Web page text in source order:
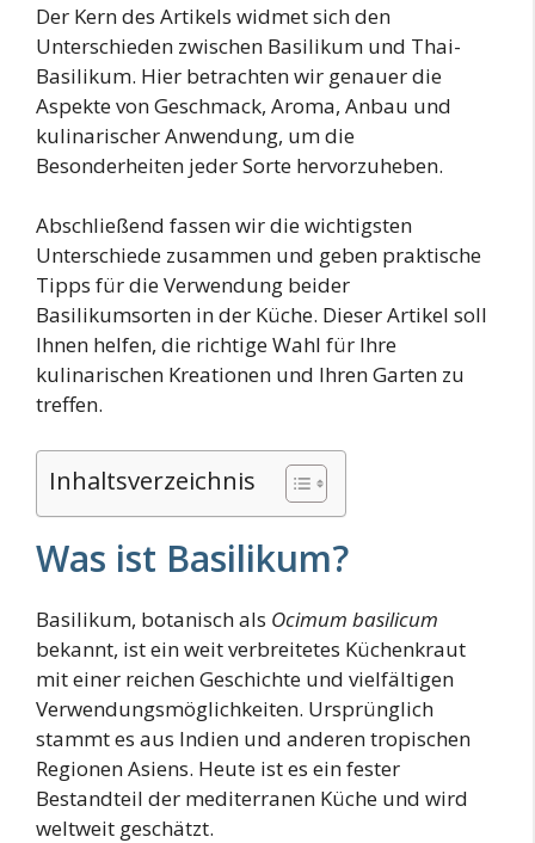
Der Kern des Artikels widmet sich den
Unterschieden zwischen Basilikum und Thai-
Basilikum. Hier betrachten wir genauer die
Aspekte von Geschmack, Aroma, Anbau und
kulinarischer Anwendung, um die
Besonderheiten jeder Sorte hervorzuheben.
Abschließend fassen wir die wichtigsten
Unterschiede zusammen und geben praktische
Tipps für die Verwendung beider
Basilikumsorten in der Küche. Dieser Artikel soll
Ihnen helfen, die richtige Wahl für Ihre
kulinarischen Kreationen und Ihren Garten zu
treffen.
Inhaltsverzeichnis
Was ist Basilikum?
Basilikum, botanisch als Ocimum basilicum
bekannt, ist ein weit verbreitetes Küchenkraut
mit einer reichen Geschichte und vielfältigen
Verwendungsmöglichkeiten. Ursprünglich
stammt es aus Indien und anderen tropischen
Regionen Asiens. Heute ist es ein fester
Bestandteil der mediterranen Küche und wird
weltweit geschätzt.